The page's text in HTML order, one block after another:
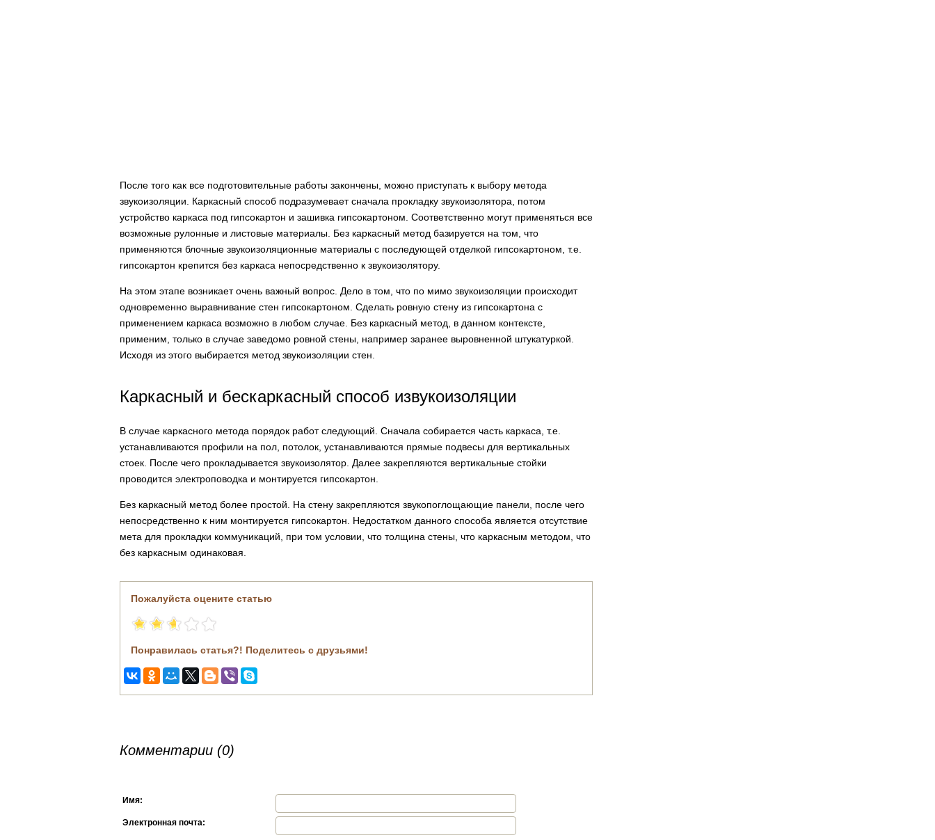
После того как все подготовительные работы закончены, можно приступать к выбору метода
звукоизоляции. Каркасный способ подразумевает сначала прокладку звукоизолятора, потом
устройство каркаса под гипсокартон и зашивка гипсокартоном. Соответственно могут применяться все
возможные рулонные и листовые материалы. Без каркасный метод базируется на том, что
применяются блочные звукоизоляционные материалы с последующей отделкой гипсокартоном, т.е.
гипсокартон крепится без каркаса непосредственно к звукоизолятору.
На этом этапе возникает очень важный вопрос. Дело в том, что по мимо звукоизоляции происходит
одновременно выравнивание стен гипсокартоном. Сделать ровную стену из гипсокартона с
применением каркаса возможно в любом случае. Без каркасный метод, в данном контексте,
применим, только в случае заведомо ровной стены, например заранее выровненной штукатуркой.
Исходя из этого выбирается метод звукоизоляции стен.
Каркасный и бескаркасный способ извукоизоляции
В случае каркасного метода порядок работ следующий. Сначала собирается часть каркаса, т.е.
устанавливаются профили на пол, потолок, устанавливаются прямые подвесы для вертикальных
стоек. После чего прокладывается звукоизолятор. Далее закрепляются вертикальные стойки
проводится электроповодка и монтируется гипсокартон.
Без каркасный метод более простой. На стену закрепляются звукопоглощающие панели, после чего
непосредственно к ним монтируется гипсокартон. Недостатком данного способа является отсутствие
мета для прокладки коммуникаций, при том условии, что толщина стены, что каркасным методом, что
без каркасным одинаковая.
Пожалуйста оцените статью
Понравилась статья?! Поделитесь с друзьями!
Комментарии (0)
Имя:
Электронная почта: